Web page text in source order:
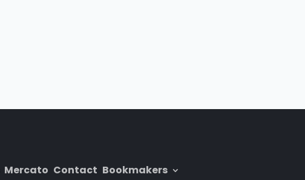
Mercato Contact Bookmakers